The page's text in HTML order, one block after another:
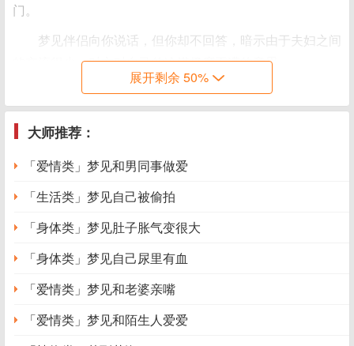
门。
梦见伴侣向你说话，但你却不回答，暗示由于夫妇之间
的交流很少，对方对自己的冷漠极度不满的意思。
梦见面无表情的看着自己的爱人被别的女人带走，现实
中苦恼的事情在贵人的帮助下得以解决或获得成果。
梦见爱人掉进河里求救，但自己却在犹豫不决，从事的
事情陷入困境或陷入阴谋中的状态。
心理学解梦
梦境解说：梦见伴侣，是复杂的梦象，一般是与家庭和
财产有关的预兆。
心理分析：梦见夫妇在平和地谈话，预示可能会出现夫
妻分离的情况。
(2)梦见夫妇大声吵架，这是家庭和睦、安逸的征兆。
展开剩余 50%
大师推荐：
「爱情类」梦见和男同事做爱
「生活类」梦见自己被偷拍
「身体类」梦见肚子胀气变很大
「身体类」梦见自己尿里有血
「爱情类」梦见和老婆亲嘴
「爱情类」梦见和陌生人爱爱